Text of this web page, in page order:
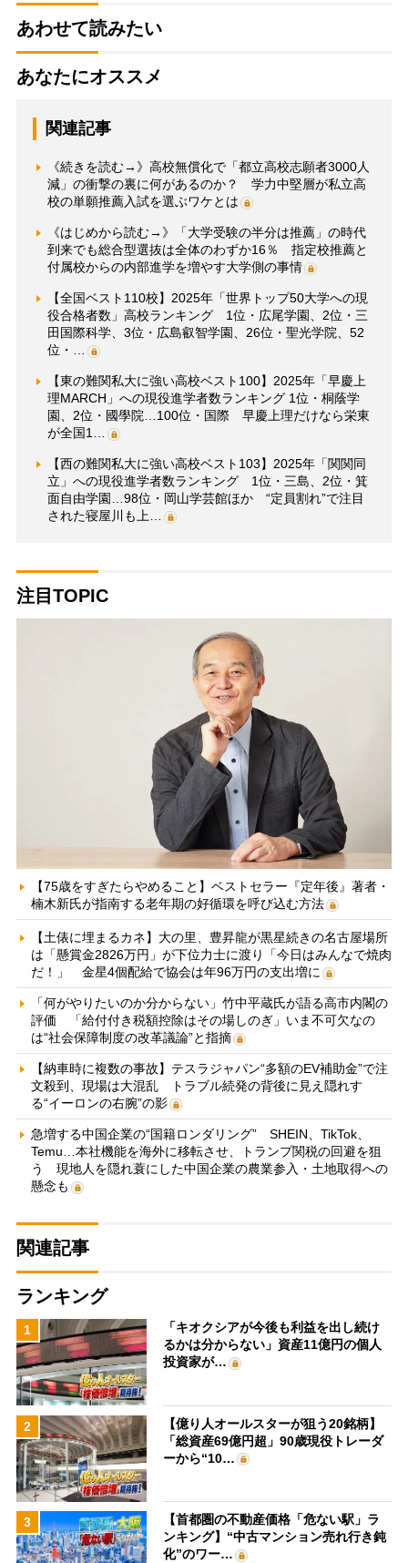
あわせて読みたい
あなたにオススメ
関連記事
《続きを読む→》高校無償化で「都立高校志願者3000人
減」の衝撃の裏に何があるのか？ 学力中堅層が私立高
校の単願推薦入試を選ぶワケとは
《はじめから読む→》「大学受験の半分は推薦」の時代
到来でも総合型選抜は全体のわずか16％ 指定校推薦と
付属校からの内部進学を増やす大学側の事情
【全国ベスト110校】2025年「世界トップ50大学への現
役合格者数」高校ランキング 1位・広尾学園、2位・三
田国際科学、3位・広島叡智学園、26位・聖光学院、52
位・…
【東の難関私大に強い高校ベスト100】2025年「早慶上
理MARCH」への現役進学者数ランキング 1位・桐蔭学
園、2位・國學院…100位・国際 早慶上理だけなら栄東
が全国1…
【西の難関私大に強い高校ベスト103】2025年「関関同
立」への現役進学者数ランキング 1位・三島、2位・箕
面自由学園…98位・岡山学芸館ほか “定員割れ”で注目
された寝屋川も上…
注目TOPIC
【75歳をすぎたらやめること】ベストセラー『定年後』著者・
楠木新氏が指南する老年期の好循環を呼び込む方法
【土俵に埋まるカネ】大の里、豊昇龍が黒星続きの名古屋場所
は「懸賞金2826万円」が下位力士に渡り「今日はみんなで焼肉
だ！」 金星4個配給で協会は年96万円の支出増に
「何がやりたいのか分からない」竹中平蔵氏が語る高市内閣の
評価 「給付付き税額控除はその場しのぎ」いま不可欠なの
は“社会保障制度の改革議論”と指摘
【納車時に複数の事故】テスラジャパン“多額のEV補助金”で注
文殺到、現場は大混乱 トラブル続発の背後に見え隠れす
る“イーロンの右腕”の影
急増する中国企業の“国籍ロンダリング” SHEIN、TikTok、
Temu…本社機能を海外に移転させ、トランプ関税の回避を狙
う 現地人を隠れ蓑にした中国企業の農業参入・土地取得への
懸念も
関連記事
ランキング
1
「キオクシアが今後も利益を出し続け
るかは分からない」資産11億円の個人
投資家が…
2
【億り人オールスターが狙う20銘柄】
「総資産69億円超」90歳現役トレーダ
ーから“10…
3
【首都圏の不動産価格「危ない駅」ラ
ンキング】“中古マンション売れ行き鈍
化”のワー…